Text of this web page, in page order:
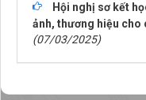
Hội nghị sơ kết
ảnh, thương hiệu cho
(07/03/2025)